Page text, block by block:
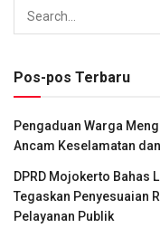
Pos-pos Terbaru
Pengaduan Warga
Ancam Keselamatan
DPRD Mojokerto Bahas
Tegaskan Penyesuaian
Pelayanan Publik